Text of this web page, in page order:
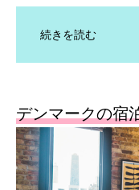
続きを読む
デンマークの宿